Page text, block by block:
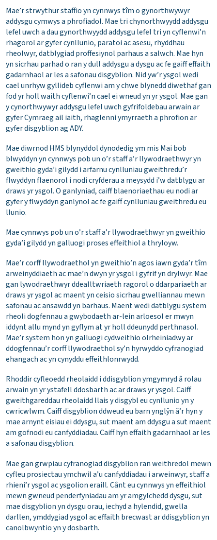
Mae’r strwythur staffio yn cynnwys tîm o gynorthwywyr
addysgu cymwys a phrofiadol. Mae tri chynorthwyydd addysgu
lefel uwch a dau gynorthwyydd addysgu lefel tri yn cyflenwi’n
rhagorol ar gyfer cynllunio, paratoi ac asesu, rhyddhau
rheolwyr, datblygiad proffesiynol parhaus a salwch. Mae hyn
yn sicrhau parhad o ran y dull addysgu a dysgu ac fe gaiff effaith
gadarnhaol ar les a safonau disgyblion. Nid yw’r ysgol wedi
cael unrhyw gyllideb cyflenwi am y chwe blynedd diwethaf gan
fod yr holl waith cyflenwi’n cael ei wneud yn yr ysgol. Mae gan
y cynorthwywyr addysgu lefel uwch gyfrifoldebau arwain ar
gyfer Cymraeg ail iaith, rhaglenni ymyrraeth a phrofion ar
gyfer disgyblion ag ADY.
Mae diwrnod HMS blynyddol dynodedig ym mis Mai bob
blwyddyn yn cynnwys pob un o’r staff a’r llywodraethwyr yn
gweithio gyda’i gilydd i arfarnu cynlluniau gweithredu’r
flwyddyn flaenorol i nodi cryfderau a meysydd i’w datblygu ar
draws yr ysgol. O ganlyniad, caiff blaenoriaethau eu nodi ar
gyfer y flwyddyn ganlynol ac fe gaiff cynlluniau gweithredu eu
llunio.
Mae cynnwys pob un o’r staff a’r llywodraethwyr yn gweithio
gyda’i gilydd yn galluogi proses effeithiol a thryloyw.
Mae’r corff llywodraethol yn gweithio’n agos iawn gyda’r tîm
arweinyddiaeth ac mae’n dwyn yr ysgol i gyfrif yn drylwyr. Mae
gan lywodraethwyr ddealltwriaeth ragorol o ddarpariaeth ar
draws yr ysgol ac maent yn ceisio sicrhau gwelliannau mewn
safonau ac ansawdd yn barhaus. Maent wedi datblygu system
rheoli dogfennau a gwybodaeth ar-lein arloesol er mwyn
iddynt allu mynd yn gyflym at yr holl ddeunydd perthnasol.
Mae’r system hon yn galluogi cydweithio olrheiniadwy ar
ddogfennau’r corff llywodraethol sy’n hyrwyddo cyfranogiad
ehangach ac yn cynyddu effeithlonrwydd.
Rhoddir cyfleoedd rheolaidd i ddisgyblion ymgymryd â rolau
arwain yn yr ystafell ddosbarth ac ar draws yr ysgol. Caiff
gweithgareddau rheolaidd llais y disgybl eu cynllunio yn y
cwricwlwm. Caiff disgyblion ddweud eu barn ynglŷn â’r hyn y
mae arnynt eisiau ei ddysgu, sut maent am ddysgu a sut maent
am gofnodi eu canfyddiadau. Caiff hyn effaith gadarnhaol ar les
a safonau disgyblion.
Mae gan grwpiau cyfranogiad disgyblion ran weithredol mewn
cyfleu prosiectau ymchwil a’u canfyddiadau i arweinwyr, staff a
rhieni’r ysgol ac ysgolion eraill. Cânt eu cynnwys yn effeithiol
mewn gwneud penderfyniadau am yr amgylchedd dysgu, sut
mae disgyblion yn dysgu orau, iechyd a hylendid, gwella
darllen, ymddygiad ysgol ac effaith brecwast ar ddisgyblion yn
canolbwyntio yn y dosbarth.